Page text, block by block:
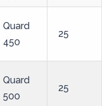
Quard
450
25
Quard
500
25